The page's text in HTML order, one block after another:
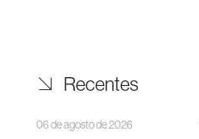
Recentes
06 de agosto de 2026